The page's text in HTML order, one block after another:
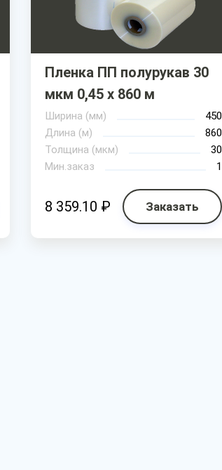
Пленка ПП полурукав 30
мкм 0,45 х 860 м
Ширина (мм)
450
Длина (м)
860
Толщина (мкм)
30
Мин.заказ
1
8 359.10 ₽ Заказать